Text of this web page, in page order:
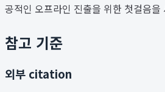
공적인 오프라인 진출을 위한 첫걸음을
참고 기준
외부 citation